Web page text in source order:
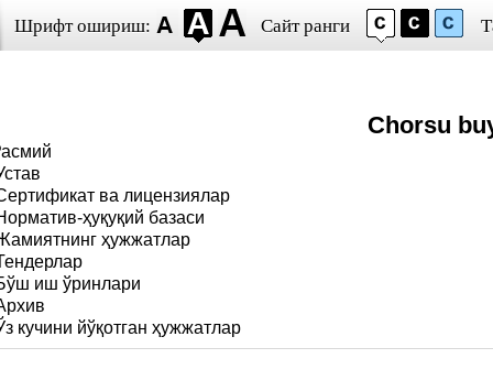
Шрифт ошириш: Сайт ранги
Chorsu
ва лицензиялар
ҳуқуқий базаси
ҳужжатлар
иш ўринлари
кучини йўқотган ҳужжатлар